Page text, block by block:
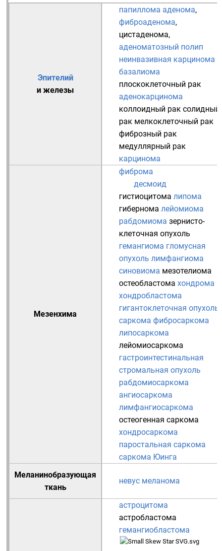
Эпителий
и железы
папиллома аденома,
фиброаденома,
цистаденома,
аденоматозный полип
неинвазивная карцинома
базалиома
плоскоклеточный рак
аденокарцинома
коллоидный рак солидный
рак мелкоклеточный рак
фиброзный рак
медуллярный рак
карцинома
Мезенхима
фиброма
десмоид
гистиоцитома липома
гибернома лейомиома
рабдомиома зернисто-
клеточная опухоль
гемангиома гломусная
опухоль лимфангиома
синовиома мезотелиома
остеобластома хондрома
хондробластома
гигантоклеточная опухоль
саркома фибросаркома
липосаркома
лейомиосаркома
гастроинтестинальная
стромальная опухоль
рабдомиосаркома
ангиосаркома
лимфангиосаркома
остеогенная саркома
хондросаркома
паростальная саркома
саркома Юинга
Меланинобразующая
ткань
невус меланома
астроцитома
астробластома
гемангиобластома